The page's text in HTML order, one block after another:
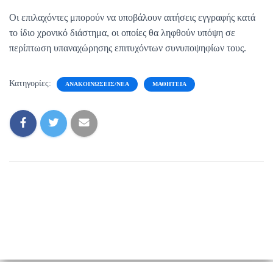
Οι επιλαχόντες μπορούν να υποβάλουν αιτήσεις εγγραφής κατά
το ίδιο χρονικό διάστημα, οι οποίες θα ληφθούν υπόψη σε
περίπτωση υπαναχώρησης επιτυχόντων συνυποψηφίων τους.
Κατηγορίες: ΑΝΑΚΟΙΝΏΣΕΙΣ/ΝΈΑ ΜΑΘΗΤΕΊΑ